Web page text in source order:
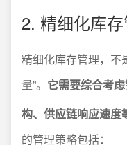
2. 精细化库
精细化库存管理，不
量”。 它需要综合考
构、供应链响应速度
的管理策略包括：